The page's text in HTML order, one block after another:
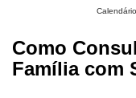
Como
Família com